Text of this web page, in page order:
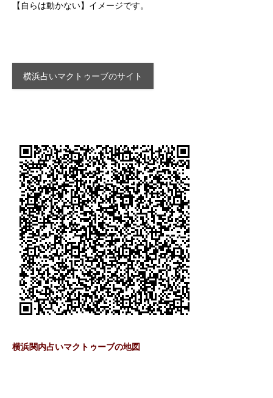
【自らは動かない】イメージです。
横浜占いマクトゥーブのサイト
横浜関内占いマクトゥーブの地図